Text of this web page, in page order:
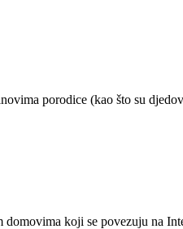
porodice (kao što su
domovima koji se povezuju na